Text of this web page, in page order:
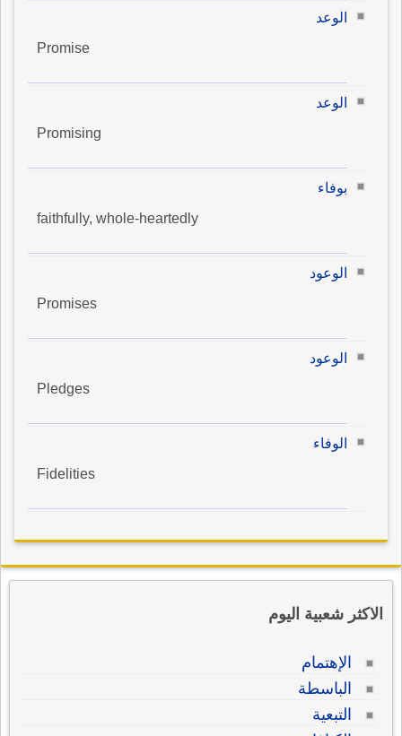
الوعد
Promise
الوعد
Promising
بوفاء
faithfully, whole-heartedly
الوعود
Promises
الوعود
Pledges
الوفاء
Fidelities
الاكثر شعبية اليوم
الإهتمام
الباسطة
التبعية